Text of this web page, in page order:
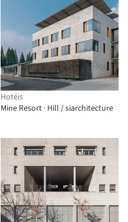
Hotéis
Mine Resort · Hill / siarchitecture